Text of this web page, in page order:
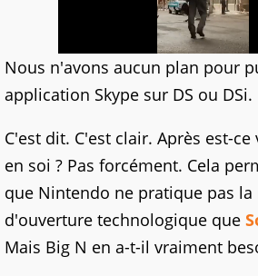
Nous n'avons aucun plan pour
application Skype sur DS ou DSi.
C'est dit. C'est clair. Après est-
en soi ? Pas forcément. Cela
que Nintendo ne pratique pas
d'ouverture technologique que
Mais Big N en a-t-il vraiment